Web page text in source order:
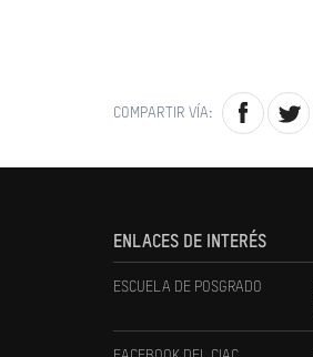
COMPARTIR VÍA:
ENLACES DE INTERÉS
ESCUELA DE POSGRADO